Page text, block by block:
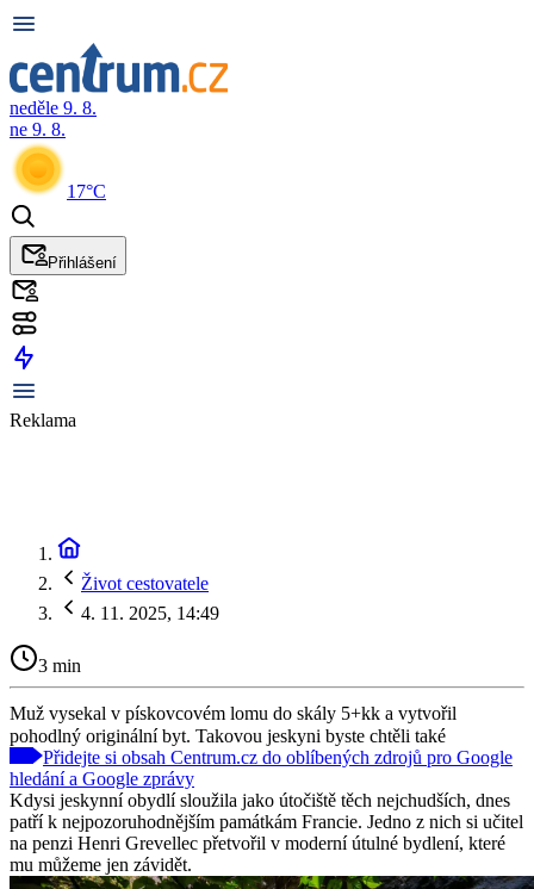
neděle 9. 8.
ne 9. 8.
17°C
Přihlášení
Reklama
Život cestovatele
4. 11. 2025, 14:49
3 min
Muž vysekal v pískovcovém lomu do skály 5+kk a vytvořil
pohodlný originální byt. Takovou jeskyni byste chtěli také
Přidejte si obsah Centrum.cz do oblíbených zdrojů pro Google
hledání a Google zprávy
Kdysi jeskynní obydlí sloužila jako útočiště těch nejchudších, dnes
patří k nejpozoruhodnějším památkám Francie. Jedno z nich si učitel
na penzi Henri Grevellec přetvořil v moderní útulné bydlení, které
mu můžeme jen závidět.